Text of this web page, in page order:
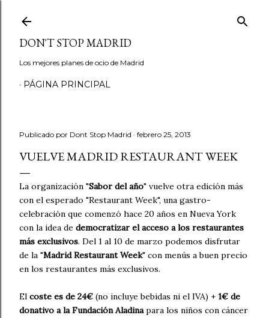
DON'T STOP MADRID
Los mejores planes de ocio de Madrid
PÁGINA PRINCIPAL
Publicado por Dont Stop Madrid febrero 25, 2013
VUELVE MADRID RESTAURANT WEEK
La organización "Sabor del año" vuelve otra edición más
con el esperado "Restaurant Week", una gastro-
celebración que comenzó hace 20 años en Nueva York
con la idea de democratizar el acceso a los restaurantes
más exclusivos. Del 1 al 10 de marzo podemos disfrutar
de la "Madrid Restaurant Week" con menús a buen precio
en los restaurantes más exclusivos.
El coste es de 24€ (no incluye bebidas ni el IVA) + 1€ de
donativo a la Fundación Aladinapara los niños con cáncer